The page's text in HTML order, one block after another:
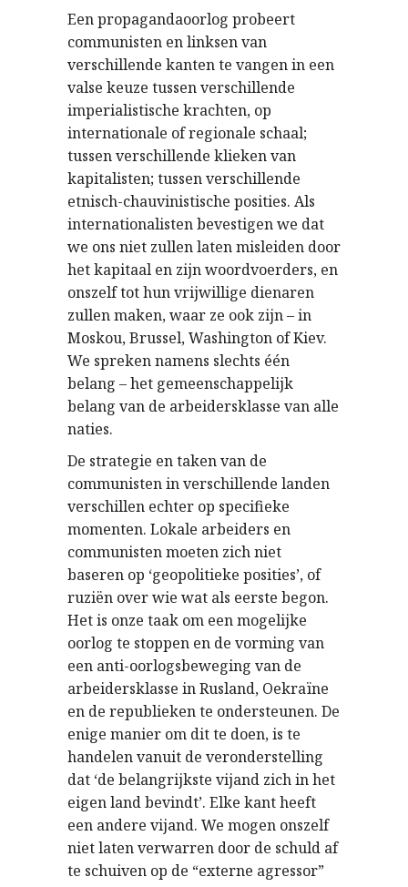
Een propagandaoorlog probeert
communisten en linksen van
verschillende kanten te vangen in een
valse keuze tussen verschillende
imperialistische krachten, op
internationale of regionale schaal;
tussen verschillende klieken van
kapitalisten; tussen verschillende
etnisch-chauvinistische posities. Als
internationalisten bevestigen we dat
we ons niet zullen laten misleiden door
het kapitaal en zijn woordvoerders, en
onszelf tot hun vrijwillige dienaren
zullen maken, waar ze ook zijn – in
Moskou, Brussel, Washington of Kiev.
We spreken namens slechts één
belang – het gemeenschappelijk
belang van de arbeidersklasse van alle
naties.
De strategie en taken van de
communisten in verschillende landen
verschillen echter op specifieke
momenten. Lokale arbeiders en
communisten moeten zich niet
baseren op ‘geopolitieke posities’, of
ruziën over wie wat als eerste begon.
Het is onze taak om een ​​mogelijke
oorlog te stoppen en de vorming van
een anti-oorlogsbeweging van de
arbeidersklasse in Rusland, Oekraïne
en de republieken te ondersteunen. De
enige manier om dit te doen, is te
handelen vanuit de veronderstelling
dat ‘de belangrijkste vijand zich in het
eigen land bevindt’. Elke kant heeft
een andere vijand. We mogen onszelf
niet laten verwarren door de schuld af
te schuiven op de “externe agressor”